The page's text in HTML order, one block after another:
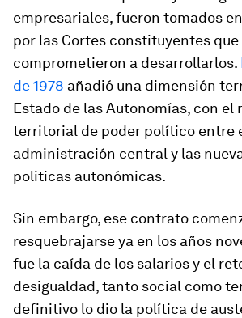
empresariales, fueron tomados
por las Cortes constituyentes que
comprometieron a desarrollarlos.
de 1978 añadió una dimensión
Estado de las Autonomías, con el
territorial de poder político entre
administración central y las
politicas autonómicas.
Sin embargo, ese contrato
resquebrajarse ya en los años
fue la caída de los salarios y el
desigualdad, tanto social como
definitivo lo dio la política de